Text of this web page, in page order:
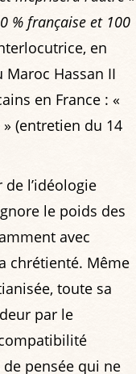
% française et 100
en
Hassan II
en France : «
» (entretien du 14
l’idéologie
le poids des
avec
chrétienté. Même
toute sa
par le
pensée qui ne